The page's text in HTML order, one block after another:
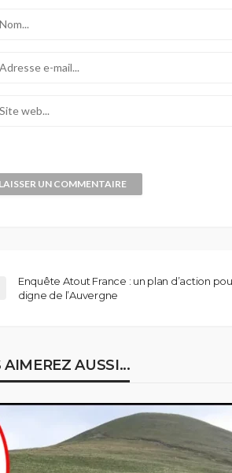
Enquête Atout France : un plan d’action
digne de l’Auvergne
AIMEREZ AUSSI...